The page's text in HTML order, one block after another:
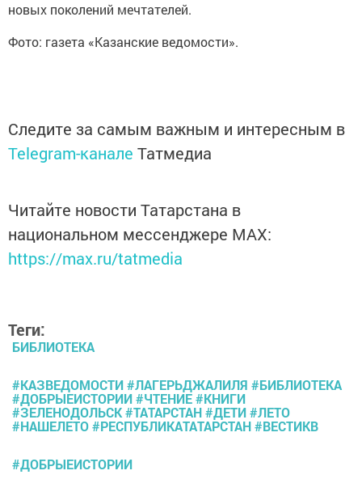
новых поколений мечтателей.
Фото: газета «Казанские ведомости».
Следите за самым важным и интересным в
Telegram-канале Татмедиа
Читайте новости Татарстана в
национальном мессенджере MАХ:
https://max.ru/tatmedia
Теги:
БИБЛИОТЕКА
#КАЗВЕДОМОСТИ #ЛАГЕРЬДЖАЛИЛЯ #БИБЛИОТЕКА
#ДОБРЫЕИСТОРИИ #ЧТЕНИЕ #КНИГИ
#ЗЕЛЕНОДОЛЬСК #ТАТАРСТАН #ДЕТИ #ЛЕТО
#НАШЕЛЕТО #РЕСПУБЛИКАТАТАРСТАН #ВЕСТИКВ
#ДОБРЫЕИСТОРИИ